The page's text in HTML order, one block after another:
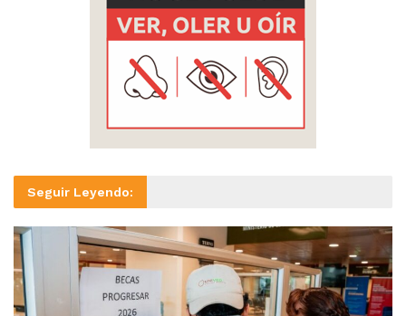
Seguir Leyendo: